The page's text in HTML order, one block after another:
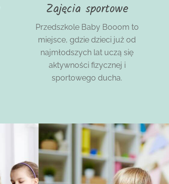
Zajęcia sportowe
Przedszkole Baby Booom to
miejsce, gdzie dzieci już od
najmłodszych lat uczą się
aktywności fizycznej i
sportowego ducha.